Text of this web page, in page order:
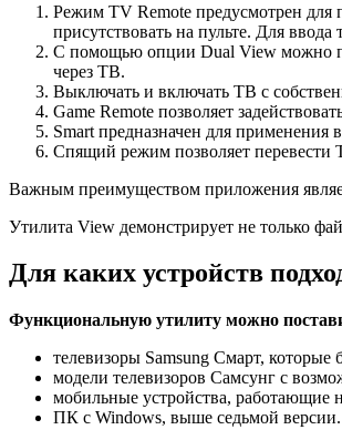
Режим TV Remote предусмотрен для
присутствовать на пульте. Для ввода
С помощью опции Dual View можно
через ТВ.
Выключать и включать ТВ с
Game Remote позволяет
Smart предназначен для применения
Спящий режим позволяет перевести
Важным преимуществом приложения
Утилита View демонстрирует не только
Для каких устройств
Функциональную утилиту можно
телевизоры Samsung Смарт, которые
модели телевизоров Самсунг с
мобильные устройства, работающие
ПК с Windows, выше седьмой версии.